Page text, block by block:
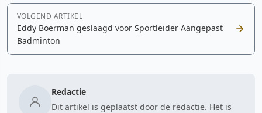
VOLGEND ARTIKEL
Eddy Boerman geslaagd voor Sportleider Aangepast
Badminton
Redactie
Dit artikel is geplaatst door de redactie. Het is